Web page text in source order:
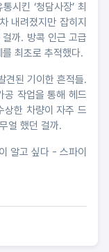
시킨 ‘청담사장’ 최
내려졌지만 잡히지
까. 방콕 인근 고급
최초로 추적했다.
견된 기이한 흔적들.
공 작업을 통해 헤드
상한 차량이 자주 드
얼 했던 걸까.
알고 싶다 - 스파이